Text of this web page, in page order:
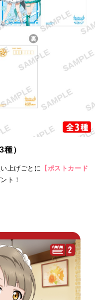
）
上げごとに 【ポストカード
ト！